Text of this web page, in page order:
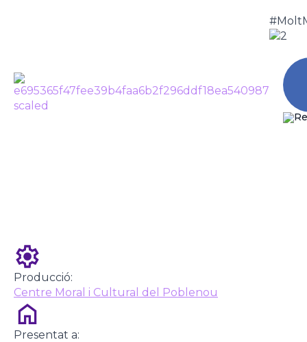
COLORS BELLS
Tornar
Producció:
Centre Moral i Cultural del Poblenou
Presentat a: